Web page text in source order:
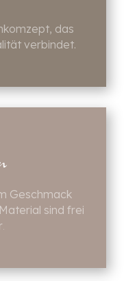
das
verbindet.
Geschmack
sind frei
.